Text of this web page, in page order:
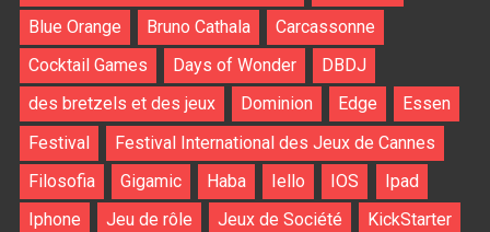
Blue Orange
Bruno Cathala
Carcassonne
Cocktail Games
Days of Wonder
DBDJ
des bretzels et des jeux
Dominion Edge
Essen
Festival
Festival International des Jeux de Cannes
Filosofia
Gigamic Haba Iello IOS
Ipad
Iphone
Jeu de rôle Jeux de Société
KickStarter